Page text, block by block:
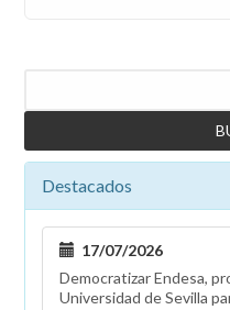
Destacados
17/07/2026
Democratizar Endesa,
Universidad de Sevilla